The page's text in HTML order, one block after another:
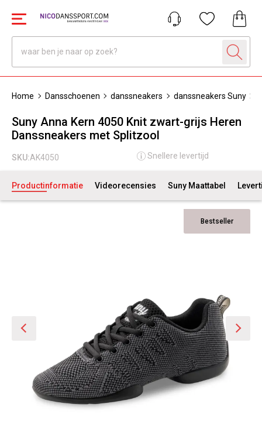
Home Dansschoenen danssneakers danssneakers Suny
Suny Anna Kern 4050 Knit zwart-grijs Heren
Danssneakers met Splitzool
SKU:AK4050 Snellere levertijd
Productinformatie Videorecensies Suny Maattabel
Bestseller